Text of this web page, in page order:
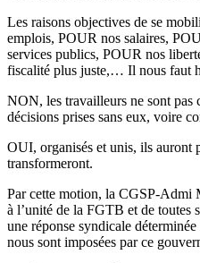
Les raisons objectives de se
emplois, POUR nos salaires,
services publics, POUR nos
fiscalité plus juste,… Il nous faut
NON, les travailleurs ne sont pas
décisions prises sans eux, voire
OUI, organisés et unis, ils auront
transformeront.
Par cette motion, la CGSP-Admi
à l’unité de la FGTB et de toutes
une réponse syndicale
nous sont imposées par ce